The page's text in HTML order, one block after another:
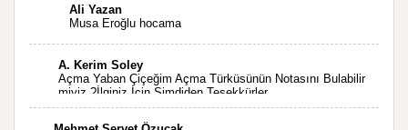
Ali Yazan
Musa Eroğlu hocama
A. Kerim Soley
Açma Yaban Çiçeğim Açma Türküsünün Notasını Bulabilir
miyiz ?İlginiz İçin Şimdiden Teşekkürler.